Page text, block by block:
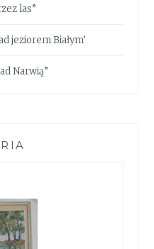
las”
jeziorem Białym’
Narwią”